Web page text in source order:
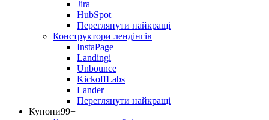
Jira
HubSpot
Переглянути найкращі
Конструктори лендінгів
InstaPage
Landingi
Unbounce
KickoffLabs
Lander
Переглянути найкращі
Купони99+